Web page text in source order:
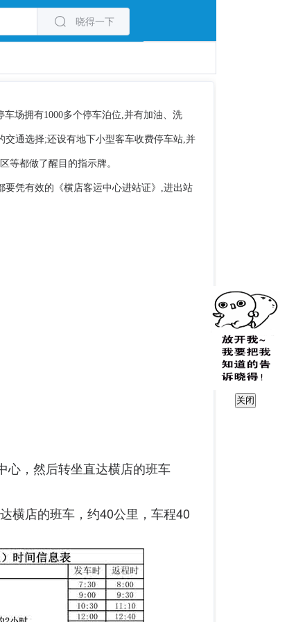
晓得一下
场拥有1000多个停车泊位,并有加油、洗
通选择;还设有地下小型客车收费停车站,并
等都做了醒目的指示牌。
凭有效的《横店客运中心进站证》,进出站
心，然后转坐直达横店的班车
横店的班车，约40公里，车程40
关闭